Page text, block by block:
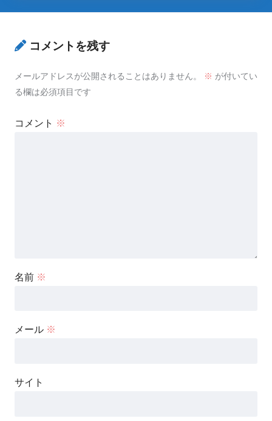
コメントを残す
メールアドレスが公開されることはありません。 ※ が付いてい
る欄は必須項目です
コメント ※
名前 ※
メール ※
サイト